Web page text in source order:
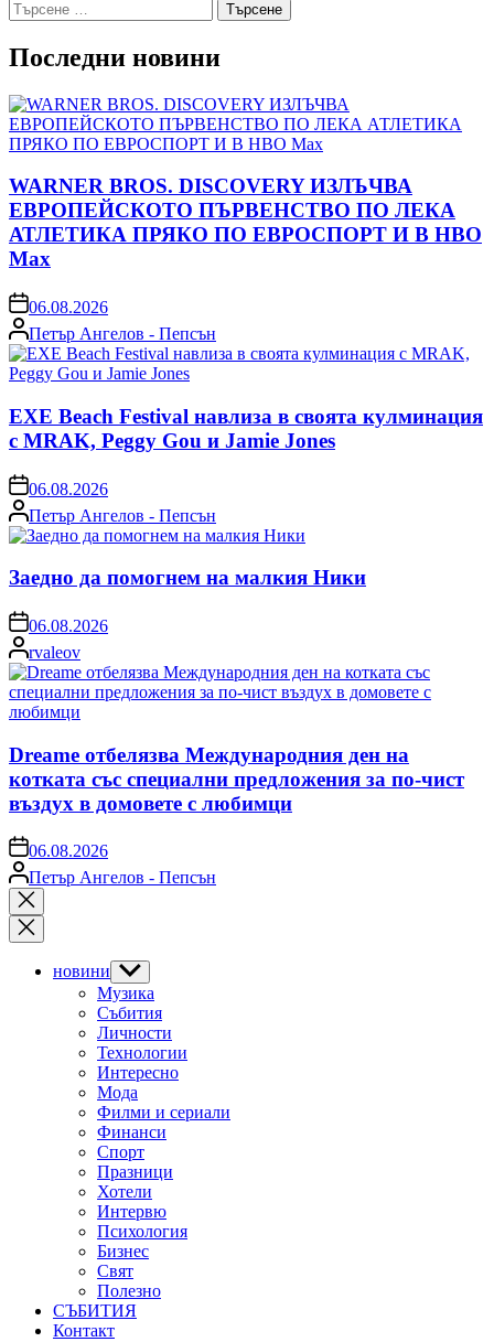
Търсене
за:
Последни новини
WARNER BROS. DISCOVERY ИЗЛЪЧВА
ЕВРОПЕЙСКОТО ПЪРВЕНСТВО ПО ЛЕКА
АТЛЕТИКА ПРЯКО ПО ЕВРОСПОРТ И В НВО
Мах
on06.08.2026
Posted
by
Петър Ангелов - Пепсън
EXE Beach Festival навлиза в своята кулминация
с MRAK, Peggy Gou и Jamie Jones
on06.08.2026
Posted
by
Петър Ангелов - Пепсън
Заедно да помогнем на малкия Ники
on06.08.2026
Posted
by
rvaleov
Dreame отбелязва Международния ден на
котката със специални предложения за по-чист
въздух в домовете с любимци
on06.08.2026
Posted
by
Петър Ангелов - Пепсън
Close
search
новини Show
sub
menu
Музика
Събития
Личности
Технологии
Интересно
Мода
Филми и сериали
Финанси
Спорт
Празници
Хотели
Интервю
Психология
Бизнес
Свят
Полезно
СЪБИТИЯ
Контакт